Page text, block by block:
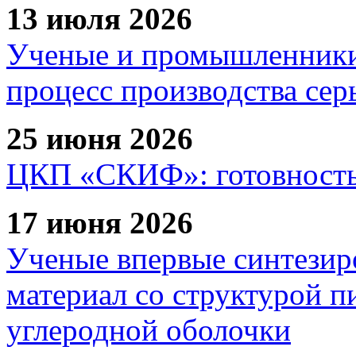
13 июля 2026
Ученые и
процесс производства
25 июня 2026
ЦКП «СКИФ»: готовность
17 июня 2026
Ученые впервые
материал со структурой
углеродной оболочки